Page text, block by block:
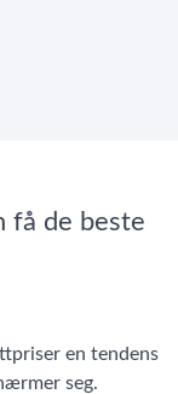
få de beste
en tendens
seg.